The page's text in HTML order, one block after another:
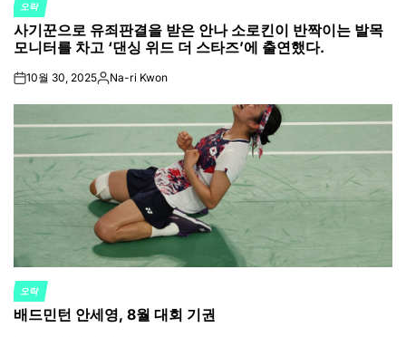
POSTED
IN
오락
사기꾼으로 유죄판결을 받은 안나 소로킨이 반짝이는 발목
모니터를 차고 ‘댄싱 위드 더 스타즈’에 출연했다.
on10월 30, 2025Posted
Na-ri Kwon
POSTED
IN
오락
배드민턴 안세영, 8월 대회 기권